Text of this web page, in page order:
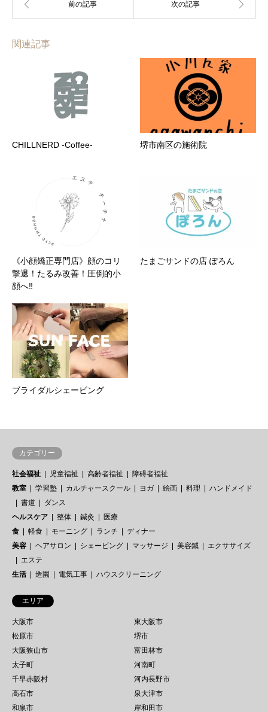
関連記事
CHILLNERD -Coffee- 堺市南区の施術院
《小顔矯正専門店》顔のコリ
撃退！たるみ改善！圧倒的小
顔へ‼︎
たまごサンドの店 ぽろん
ブライダルシェービング
カテゴリー
社会福祉 児童福祉 高齢者福祉
障碍者福祉
教室
学習塾 カルチャースクール ヨガ 絵画 料理
ハンドメイド
書道
ダンス
ヘルスケア
整体 鍼灸
医療
食
軽食 モーニング ランチ
ディナー
美容
ヘアサロン シェービング マッサージ 美容鍼
エクササイズ
エステ
生活
造園 電気工事 ハウスクリーニング
エリア
大阪市
東大阪市
松原市
堺市
大阪狭山市
富田林市
太子町
河南町
千早赤阪村
河内長野市
高石市
泉大津市
和泉市
岸和田市